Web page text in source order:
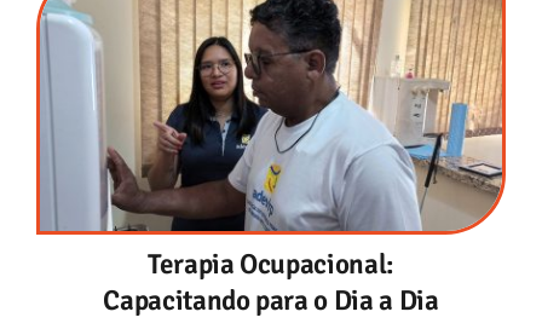
Terapia Ocupacional:
Capacitando para o Dia a Dia